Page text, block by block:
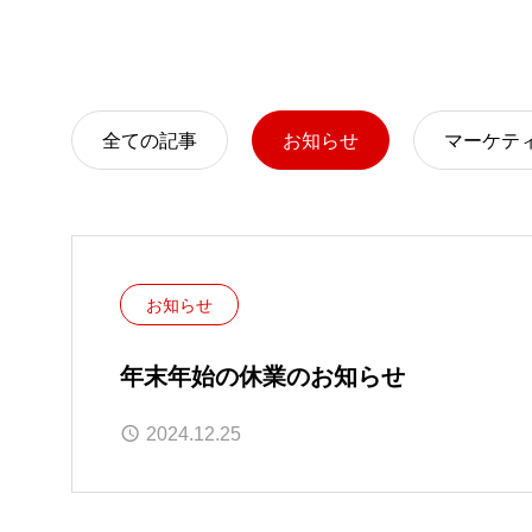
全ての記事 お知らせ マーケテ
お知らせ
年末年始の休業のお知らせ
2024.12.25